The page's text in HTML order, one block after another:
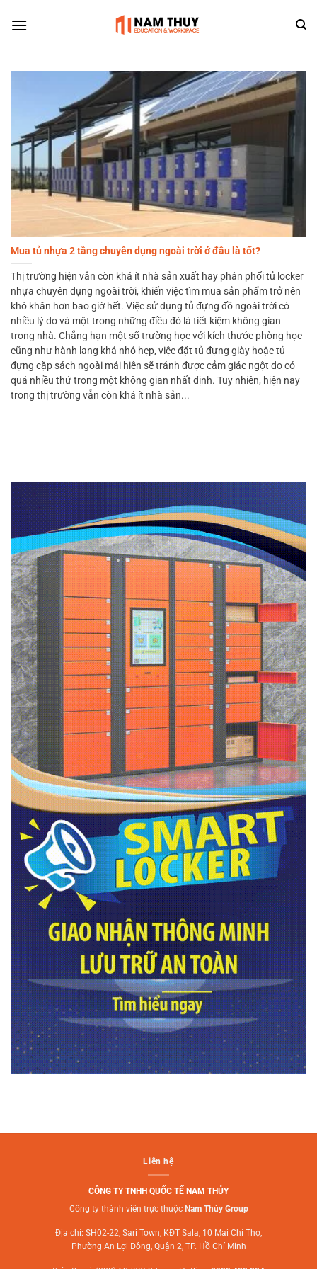
Mua tủ nhựa 2 tầng chuyên dụng ngoài trời ở đâu là tốt?
Thị trường hiện vẫn còn khá ít nhà sản xuất hay phân phối tủ locker
nhựa chuyên dụng ngoài trời, khiến việc tìm mua sản phẩm trở nên
khó khăn hơn bao giờ hết. Việc sử dụng tủ đựng đồ ngoài trời có
nhiều lý do và một trong những điều đó là tiết kiệm không gian
trong nhà. Chẳng hạn một số trường học với kích thước phòng học
cũng như hành lang khá nhỏ hẹp, việc đặt tủ đựng giày hoặc tủ
đựng cặp sách ngoài mái hiên sẽ tránh được cảm giác ngột do có
quá nhiều thứ trong một không gian nhất định. Tuy nhiên, hiện nay
trong thị trường vẫn còn khá ít nhà sản...
Liên hệ
CÔNG TY TNHH QUỐC TẾ NAM THỦY
Công ty thành viên trực thuộc Nam Thủy Group
Địa chỉ: SH02-22, Sari Town, KĐT Sala, 10 Mai Chí Thọ,
Phường An Lợi Đông, Quận 2, TP. Hồ Chí Minh